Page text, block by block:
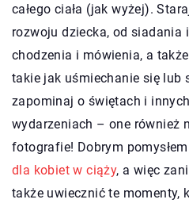
całego ciała (jak wyżej).
rozwoju dziecka, od siadania
chodzenia i mówienia, a
takie jak uśmiechanie się lub
zapominaj o świętach i
wydarzeniach – one również
fotografie! Dobrym
dla kobiet w ciąży, a więc
także uwiecznić te momenty,